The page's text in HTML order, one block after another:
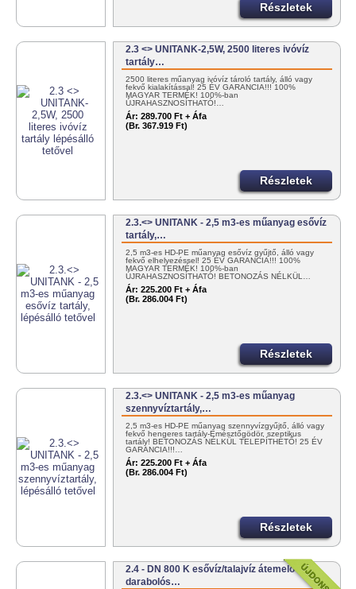
Részletek
2.3 <> UNITANK-2,5W, 2500 literes ivóvíz
tartály…
2500 literes műanyag ivóvíz tároló tartály, álló vagy
fekvő kialakítással! 25 ÉV GARANCIA!!! 100%
MAGYAR TERMÉK! 100%-ban
ÚJRAHASZNOSÍTHATÓ!…
Ár: 289.700 Ft + Áfa
(Br. 367.919 Ft)
Részletek
2.3.<> UNITANK - 2,5 m3-es műanyag esővíz
tartály,…
2,5 m3-es HD-PE műanyag esővíz gyűjtő, álló vagy
fekvő elhelyezéssel! 25 ÉV GARANCIA!!! 100%
MAGYAR TERMÉK! 100%-ban
ÚJRAHASZNOSÍTHATÓ! BETONOZÁS NÉLKÜL…
Ár: 225.200 Ft + Áfa
(Br. 286.004 Ft)
Részletek
2.3.<> UNITANK - 2,5 m3-es műanyag
szennyvíztartály,…
2,5 m3-es HD-PE műanyag szennyvízgyűjtő, álló vagy
fekvő hengeres tartály-Emésztőgödör, szeptikus
tartály! BETONOZÁS NÉLKÜL TELEPÍTHETŐ! 25 ÉV
GARANCIA!!!…
Ár: 225.200 Ft + Áfa
(Br. 286.004 Ft)
Részletek
2.4 - DN 800 K esővíz/talajvíz átemelő akna
darabolós…